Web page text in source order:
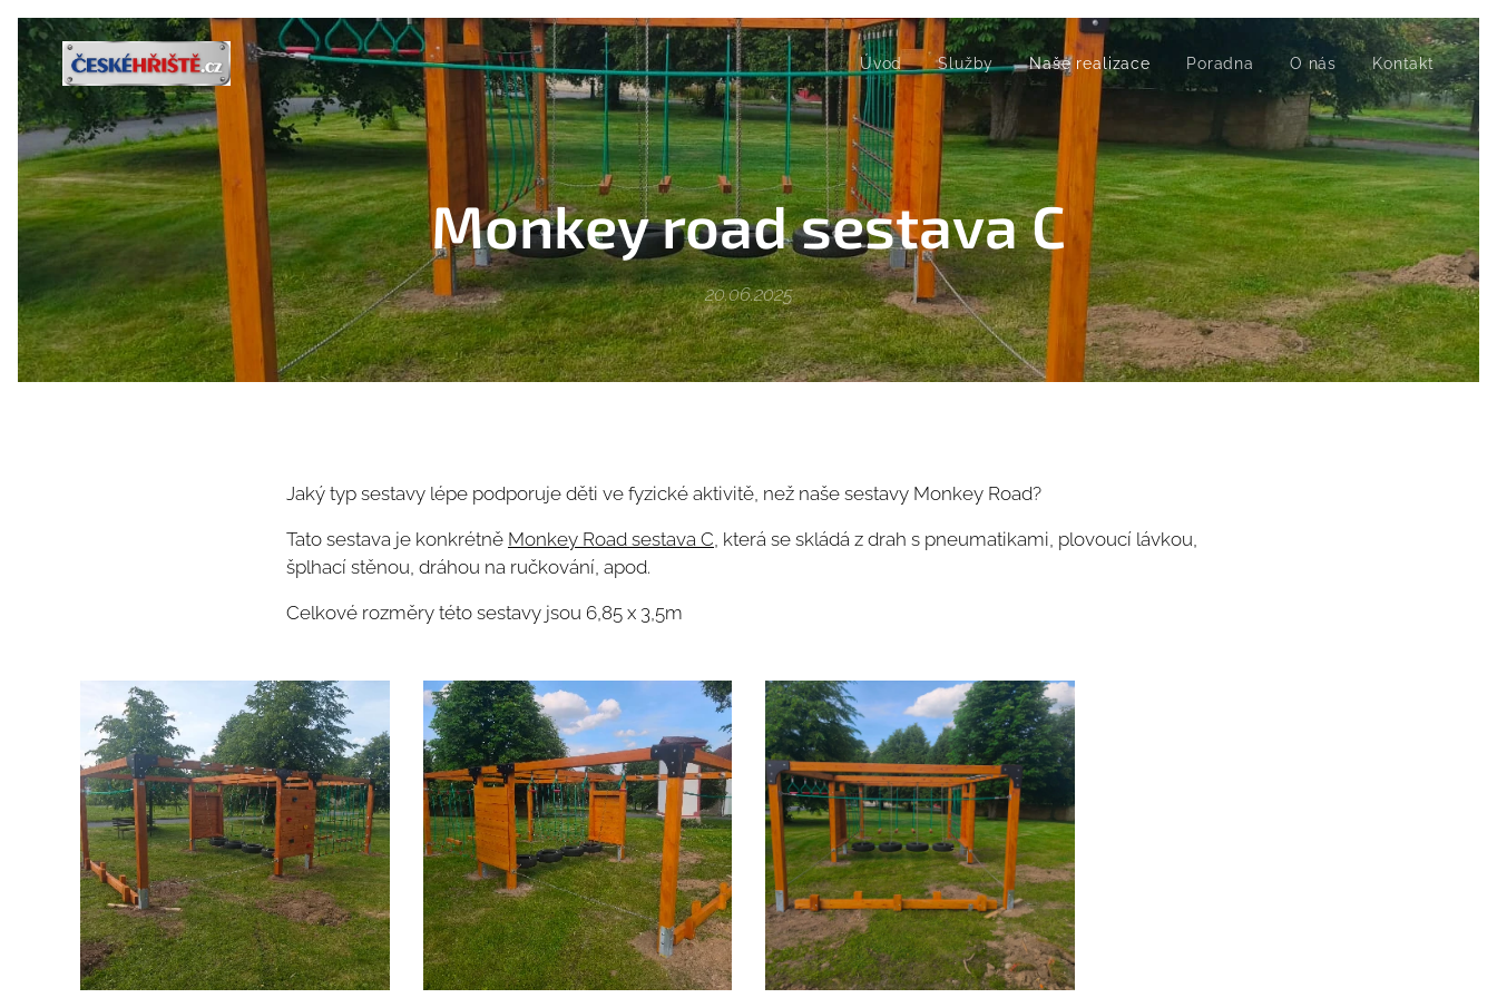
Úvod Služby Naše realizace Poradna O nás Kontakt
Monkey road sestava C
20.06.2025
Jaký typ sestavy lépe podporuje děti ve fyzické aktivitě, než naše sestavy Monkey Road?
Tato sestava je konkrétně Monkey Road sestava C, která se skládá z drah s pneumatikami, plovoucí lávkou,
šplhací stěnou, dráhou na ručkování, apod.
Celkové rozměry této sestavy jsou 6,85 x 3,5m